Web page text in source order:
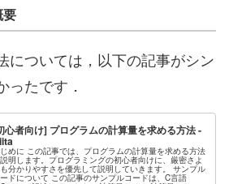
については，以下の記事がシン
ったです．
心者向け] プログラムの計算量を求める方法 -
めに この記事では、プログラムの計算量を求める方法
明します。プログラミングの初心者向けに、厳密さよ
分かりやすさを優先して説明していきます。 サンプル
ドについて この記事のサンプルコードは、C言語